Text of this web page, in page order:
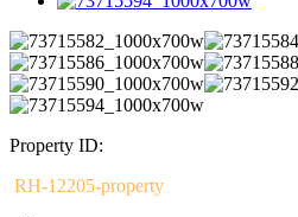
Property ID:
RH-12205-property